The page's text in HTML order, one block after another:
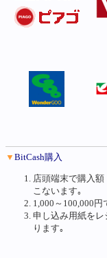
▼ BitCash購入
店頭端末で購入
こないます｡
1,000～100,000
申し込み用紙をレ
ります｡